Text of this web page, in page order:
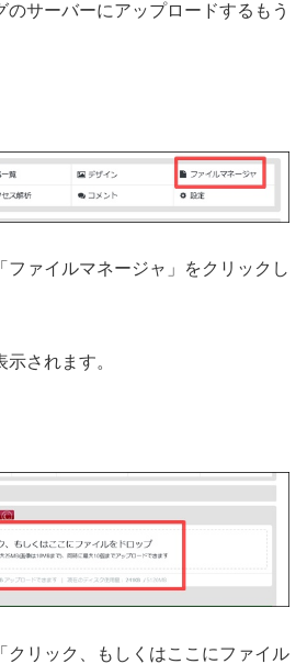
のサーバーにアップロードするもう
ファイルマネージャ」をクリックし
されます。
クリック、もしくはここにファイル